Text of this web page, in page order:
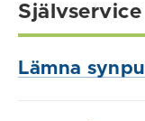
Självservice
Lämna